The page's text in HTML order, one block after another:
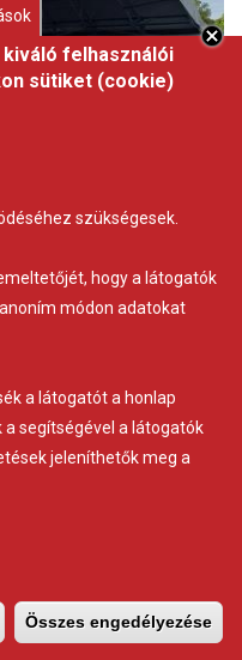
felhasználói
sütiket (cookie)
szükségesek.
hogy a látogatók
módon adatokat
a látogatót a honlap
a segítségével a látogatók
jeleníthetők meg a
Összes engedélyezése